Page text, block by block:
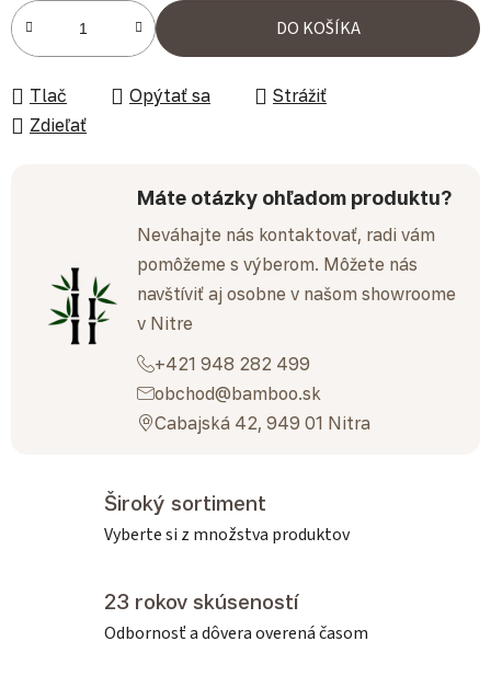
Jednotková cena:
DO KOŠÍKA
Tlač Opýtať sa
Strážiť
Zdieľať
Máte otázky ohľadom produktu?
Neváhajte nás kontaktovať, radi vám
pomôžeme s výberom. Môžete nás
navštíviť aj osobne v našom showroome
v Nitre
+421 948 282 499
obchod@bamboo.sk
Cabajská 42, 949 01 Nitra
Široký sortiment
Vyberte si z množstva produktov
23 rokov skúseností
Odbornosť a dôvera overená časom